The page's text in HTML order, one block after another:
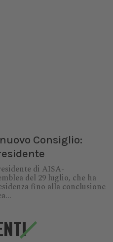
Consiglio:
di AISA-
del 29 luglio, che ha
fino alla conclusione